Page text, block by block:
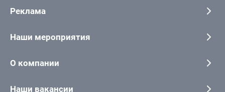
Реклама
Наши мероприятия
О компании
Наши вакансии